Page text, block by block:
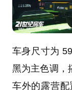
车身尺寸为
黑为主色调，
车外的露营